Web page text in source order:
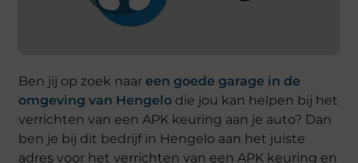
Ben jij op zoek naar een goede garage in de
omgeving van Hengelo die jou kan helpen bij het
verrichten van een APK keuring aan je auto? Dan
ben je bij dit bedrijf in Hengelo aan het juiste
adres voor het verrichten van een APK keuring en